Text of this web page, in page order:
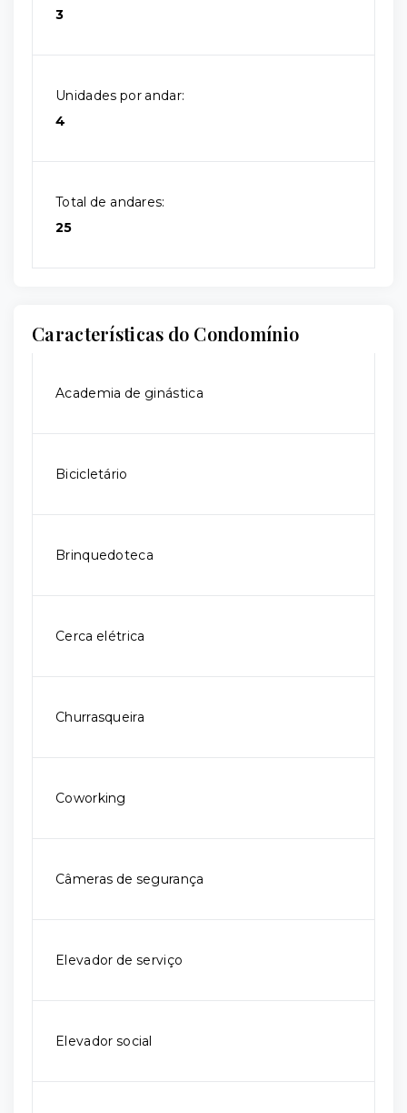
3
Unidades por andar:
4
Total de andares:
25
Características do Condomínio
Academia de ginástica
Bicicletário
Brinquedoteca
Cerca elétrica
Churrasqueira
Coworking
Câmeras de segurança
Elevador de serviço
Elevador social